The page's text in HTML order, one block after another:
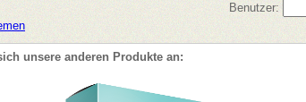
Benutzer:
unsere anderen Produkte an: